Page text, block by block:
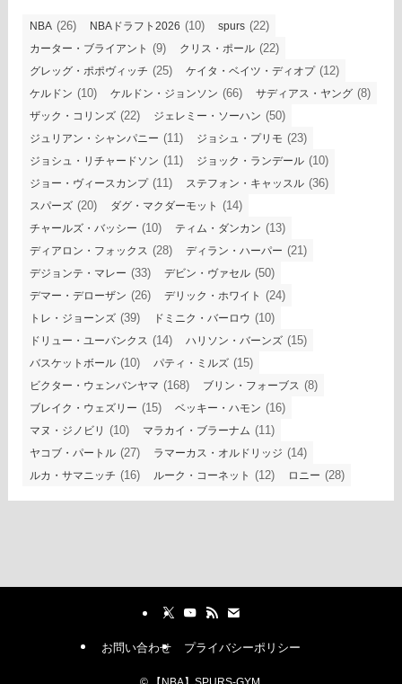
NBA (26) NBAドラフト2026 (10) spurs (22)
カーター・ブライアント (9) クリス・ポール (22)
グレッグ・ポポヴィッチ (25) ケイタ・ベイツ・ディオプ(12)
ケルドン (10) ケルドン・ジョンソン (66) サディアス・ヤング (8)
ザック・コリンズ (22) ジェレミー・ソーハン (50)
ジュリアン・シャンパニー (11) ジョシュ・プリモ (23)
ジョシュ・リチャードソン (11) ジョック・ランデール (10)
ジョー・ヴィースカンプ(11) ステフォン・キャッスル (36)
スパーズ (20) ダグ・マクダーモット (14)
チャールズ・バッシー (10) ティム・ダンカン (13)
ディアロン・フォックス (28) ディラン・ハーパー (21)
デジョンテ・マレー (33) デビン・ヴァセル (50)
デマー・デローザン (26) デリック・ホワイト (24)
トレ・ジョーンズ (39) ドミニク・バーロウ (10)
ドリュー・ユーバンクス (14) ハリソン・バーンズ (15)
バスケットボール (10) パティ・ミルズ (15)
ビクター・ウェンバンヤマ (168) ブリン・フォーブス (8)
ブレイク・ウェズリー (15) ベッキー・ハモン (16)
マヌ・ジノビリ (10) マラカイ・ブラーナム (11)
ヤコブ・パートル (27) ラマーカス・オルドリッジ (14)
ルカ・サマニッチ (16) ルーク・コーネット (12) ロニー (28)
お問い合わせ プライバシーポリシー